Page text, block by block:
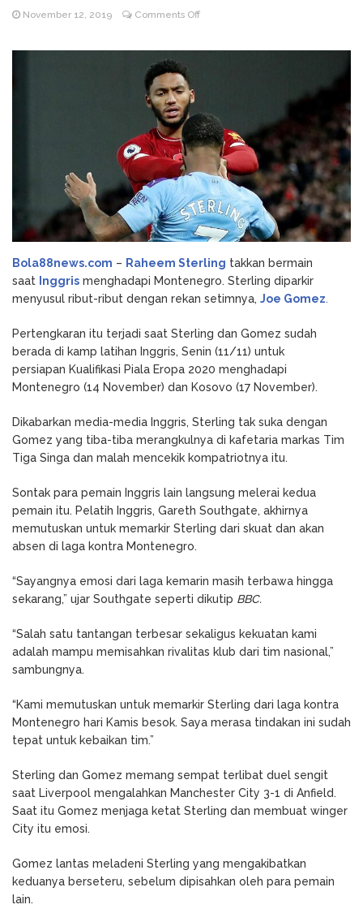
NV Casino
Auszahlungsleitfaden: Schritt-für-Schritt-
Anleitung zum Auszahlen
November 12, 2019 Comments Offon
dengan
Diparkir
Timnas
Inggris
Bola88news.com – Raheem Sterling takkan bermain
saat Inggris menghadapi Montenegro. Sterling diparkir
menyusul ribut-ribut dengan rekan setimnya, Joe Gomez.
Pertengkaran itu terjadi saat Sterling dan Gomez sudah
berada di kamp latihan Inggris, Senin (11/11) untuk
persiapan Kualifikasi Piala Eropa 2020 menghadapi
Montenegro (14 November) dan Kosovo (17 November).
Dikabarkan media-media Inggris, Sterling tak suka dengan
Gomez yang tiba-tiba merangkulnya di kafetaria markas Tim
Tiga Singa dan malah mencekik kompatriotnya itu.
Sontak para pemain Inggris lain langsung melerai kedua
pemain itu. Pelatih Inggris, Gareth Southgate, akhirnya
memutuskan untuk memarkir Sterling dari skuat dan akan
absen di laga kontra Montenegro.
“Sayangnya emosi dari laga kemarin masih terbawa hingga
sekarang,” ujar Southgate seperti dikutip BBC.
“Salah satu tantangan terbesar sekaligus kekuatan kami
adalah mampu memisahkan rivalitas klub dari tim nasional,”
sambungnya.
“Kami memutuskan untuk memarkir Sterling dari laga kontra
Montenegro hari Kamis besok. Saya merasa tindakan ini sudah
tepat untuk kebaikan tim.”
Sterling dan Gomez memang sempat terlibat duel sengit
saat Liverpool mengalahkan Manchester City 3-1 di Anfield.
Saat itu Gomez menjaga ketat Sterling dan membuat winger
City itu emosi.
Gomez lantas meladeni Sterling yang mengakibatkan
keduanya berseteru, sebelum dipisahkan oleh para pemain
lain.